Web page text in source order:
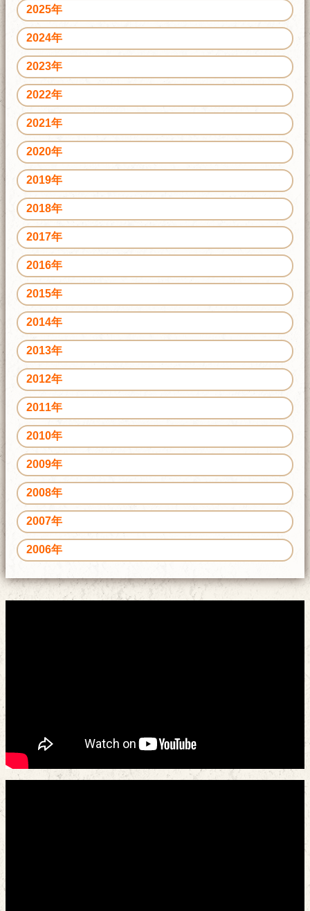
2025年
2024年
2023年
2022年
2021年
2020年
2019年
2018年
2017年
2016年
2015年
2014年
2013年
2012年
2011年
2010年
2009年
2008年
2007年
2006年